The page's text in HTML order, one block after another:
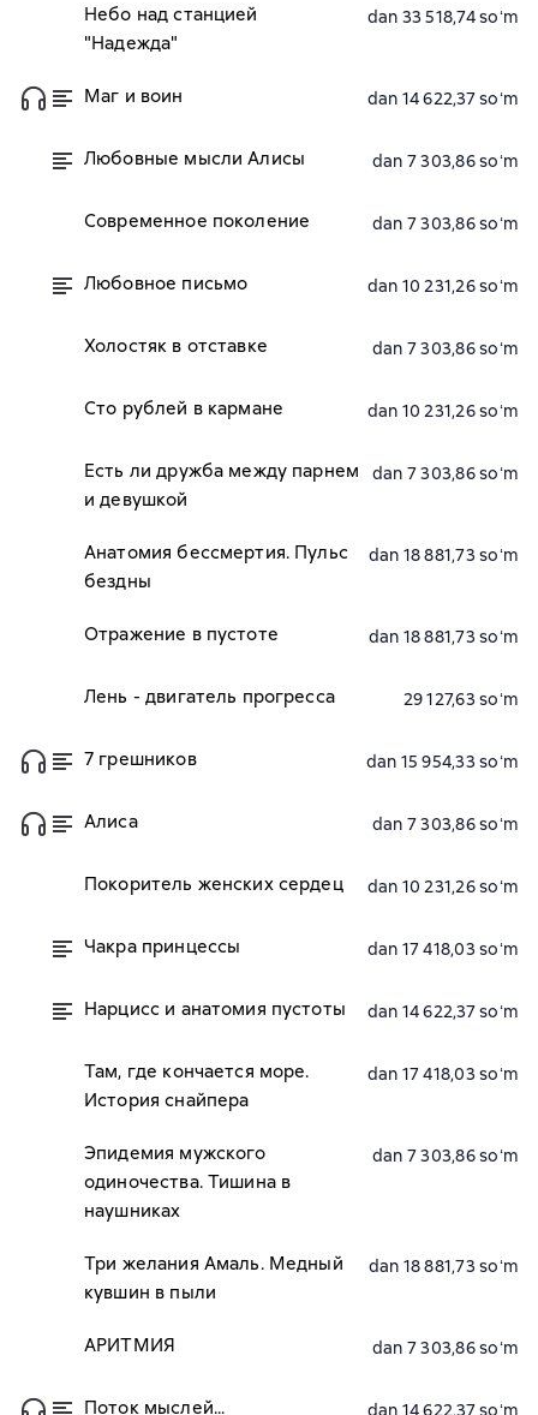
Небо над станцией
"Надежда"
dan 33 518,74 soʻm
Маг и воин dan 14 622,37 soʻm
Любовные мысли Алисы dan 7 303,86 soʻm
Современное поколение dan 7 303,86 soʻm
Любовное письмо dan 10 231,26 soʻm
Холостяк в отставке dan 7 303,86 soʻm
Сто рублей в кармане dan 10 231,26 soʻm
Есть ли дружба между парнем
и девушкой
dan 7 303,86 soʻm
Анатомия бессмертия. Пульс
бездны
dan 18 881,73 soʻm
Отражение в пустоте dan 18 881,73 soʻm
Лень - двигатель прогресса 29 127,63 soʻm
7 грешников dan 15 954,33 soʻm
Алиса dan 7 303,86 soʻm
Покоритель женских сердец dan 10 231,26 soʻm
Чакра принцессы dan 17 418,03 soʻm
Нарцисс и анатомия пустоты dan 14 622,37 soʻm
Там, где кончается море.
История снайпера
dan 17 418,03 soʻm
Эпидемия мужского
одиночества. Тишина в
наушниках
dan 7 303,86 soʻm
Три желания Амаль. Медный
кувшин в пыли
dan 18 881,73 soʻm
АРИТМИЯ dan 7 303,86 soʻm
Поток мыслей... dan 14 622,37 soʻm